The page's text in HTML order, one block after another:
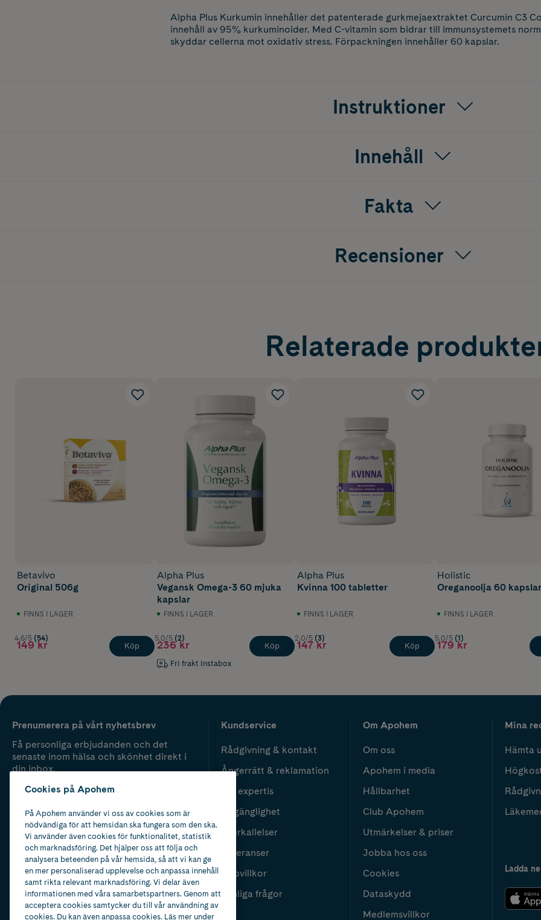
Alpha Plus Kurkumin innehåller det patenterade gurkmejaextraktet Curcumin C3
innehåll av 95% kurkuminoider. Med C-vitamin som bidrar till immunsystemets
skyddar cellerna mot oxidativ stress. Förpackningen innehåller 60 kapslar.
Instruktioner
Innehåll
Fakta
Recensioner
Relaterade
Betavivo
Original 506g
FINNS I LAGER
4.6/5 (54)
149 kr Köp
Alpha Plus
Vegansk Omega-3 60 mjuka
kapslar
FINNS I LAGER
5.0/5 (2)
236 kr
Fri frakt Instabox
Köp
Alpha Plus
Kvinna 100 tabletter
FINNS I LAGER
2.0/5 (3)
147 kr Köp
Holistic
Oreganoolja 60 kapslar
FINNS I LAGER
5.0/5 (1)
179 kr
Prenumerera på vårt nyhetsbrev
Få personliga erbjudanden och det
senaste inom hälsa och skönhet direkt i
din inbox.
Kundservice
Rådgivning & kontakt
Ångerrätt & reklamation
Vår expertis
Tillgänglighet
Återkallelser
Leveranser
Köpvillkor
Vanliga frågor
Om Apohem
Om oss
Apohem i media
Hållbarhet
Club Apohem
Utmärkelser & priser
Jobba hos oss
Cookies
Dataskydd
Medlemsvillkor
Mina
Hämta
Ladda
Cookies på Apohem
På Apohem använder vi oss av cookies som är
nödvändiga för att hemsidan ska fungera som den ska.
Vi använder även cookies för funktionalitet, statistik
och marknadsföring. Det hjälper oss att följa och
analysera beteenden på vår hemsida, så att vi kan ge
en mer personaliserad upplevelse och anpassa innehåll
samt rikta relevant marknadsföring. Vi delar även
informationen med våra samarbetspartners. Genom att
acceptera cookies samtycker du till vår användning av
cookies. Du kan även anpassa cookies. Läs mer under